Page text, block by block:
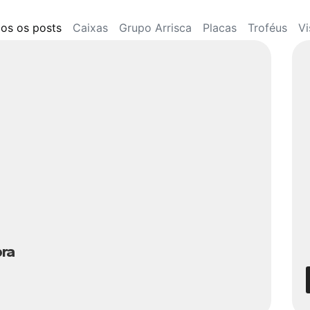
Caixas Grupo Arrisca Placas Troféus
os posts